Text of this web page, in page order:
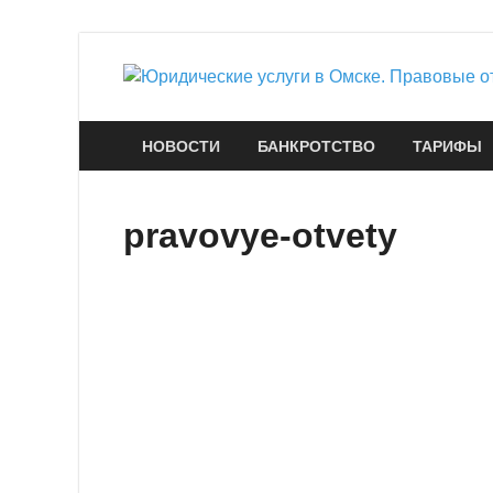
НОВОСТИ БАНКРОТСТВО ТАРИФЫ
pravovye-otvety